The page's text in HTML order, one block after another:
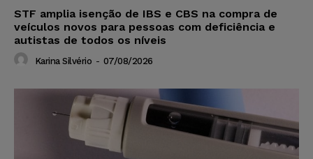
STF amplia isenção de IBS e CBS na compra de
veículos novos para pessoas com deficiência e
autistas de todos os níveis
Karina Silvério - 07/08/2026